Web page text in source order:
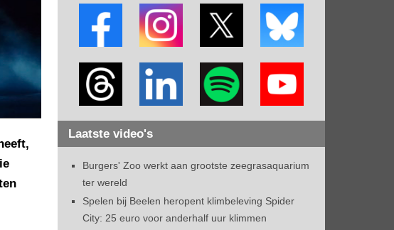
Laatste video's
Burgers' Zoo werkt aan grootste zeegrasaquarium
ter wereld
Spelen bij Beelen heropent klimbeleving Spider
City: 25 euro voor anderhalf uur klimmen